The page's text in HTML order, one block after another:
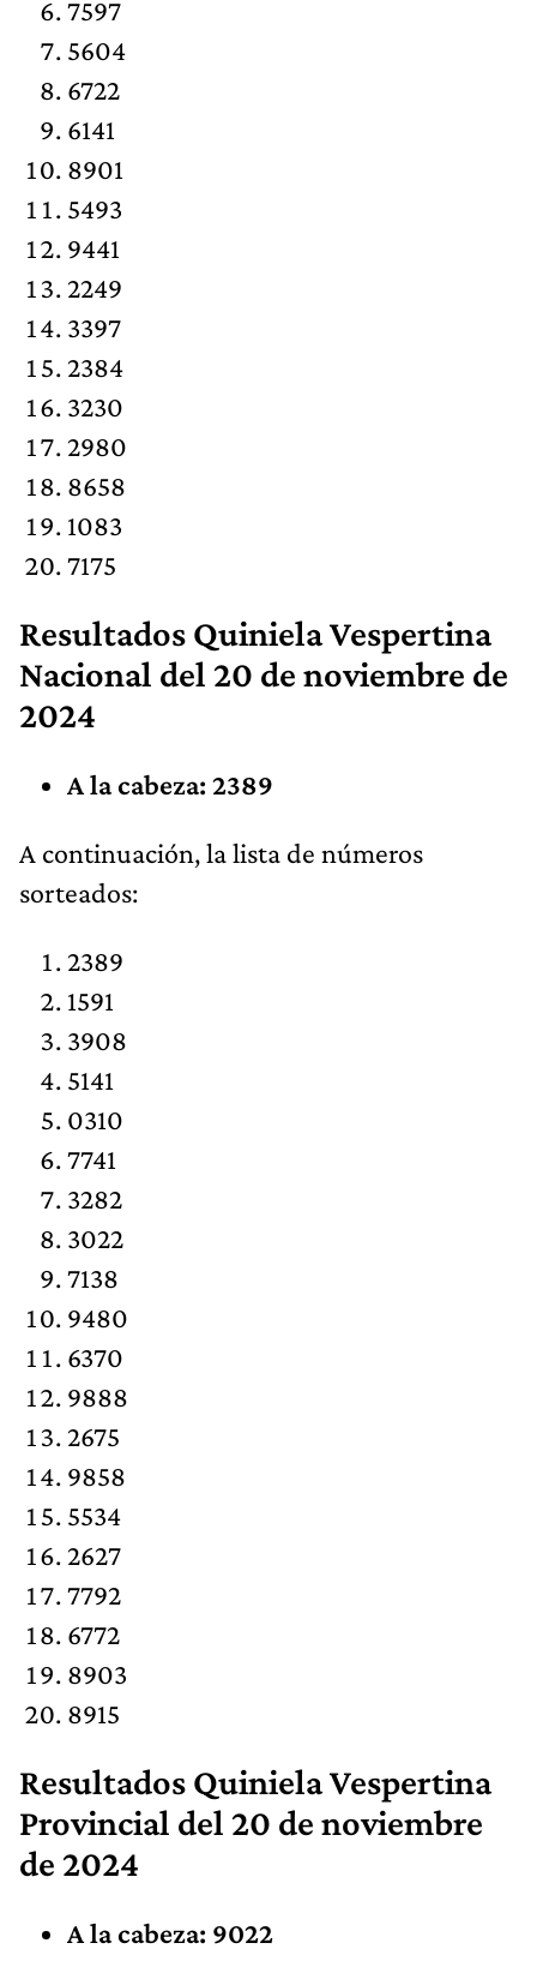
7597
5604
6722
6141
8901
5493
9441
2249
3397
2384
3230
2980
8658
1083
7175
Resultados Quiniela Vespertina
Nacional del 20 de noviembre de
2024
A la cabeza: 2389
​A continuación, la lista de números
sorteados:
2389
1591
3908
5141
0310
7741
3282
3022
7138
9480
6370
9888
2675
9858
5534
2627
7792
6772
8903
8915
Resultados Quiniela Vespertina
Provincial del 20 de noviembre
de 2024
A la cabeza: 9022